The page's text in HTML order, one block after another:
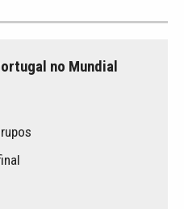
no Mundial